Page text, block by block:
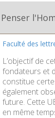
Penser
Faculté des
L’objectif de
fondateurs et
constitue
également
future. Cette
en même